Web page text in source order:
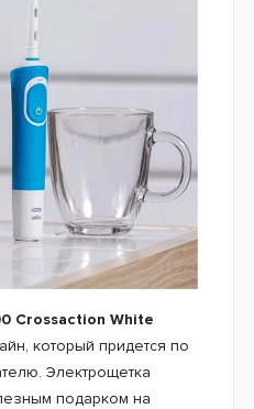
Crossaction White
который придется по
Электрощетка
подарком на